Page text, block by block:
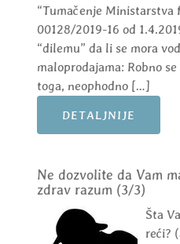
“Tumačenje Ministarstva
00128/2019-16 od
“dilemu” da li se mora
maloprodajama: Robno
toga, neophodno […]
DETALJNIJE
Ne dozvolite da Vam
zdrav razum (3/3)
Šta
reći?